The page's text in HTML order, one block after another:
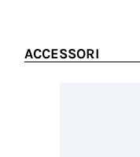
ACCESSORI